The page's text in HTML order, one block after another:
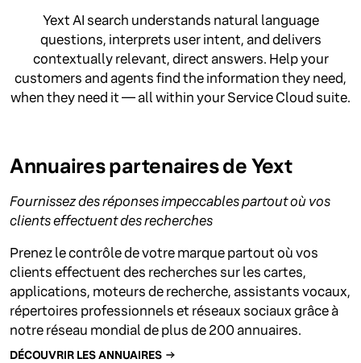
Yext AI search understands natural language
questions, interprets user intent, and delivers
contextually relevant, direct answers. Help your
customers and agents find the information they need,
when they need it — all within your Service Cloud suite.
Annuaires partenaires de Yext
Fournissez des réponses impeccables partout où vos
clients effectuent des recherches
Prenez le contrôle de votre marque partout où vos
clients effectuent des recherches sur les cartes,
applications, moteurs de recherche, assistants vocaux,
répertoires professionnels et réseaux sociaux grâce à
notre réseau mondial de plus de 200 annuaires.
DÉCOUVRIR LES ANNUAIRES